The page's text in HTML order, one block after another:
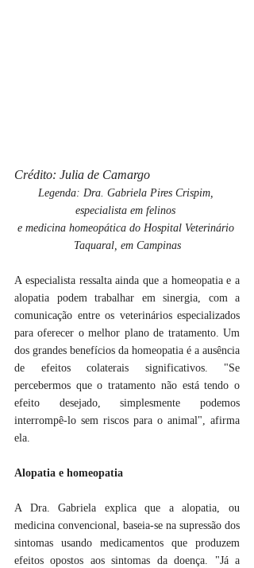
Crédito: Julia de Camargo
Legenda: Dra. Gabriela Pires Crispim,
especialista em felinos
e medicina homeopática do Hospital Veterinário
Taquaral, em Campinas
A especialista ressalta ainda que a homeopatia e a
alopatia podem trabalhar em sinergia, com a
comunicação entre os veterinários especializados
para oferecer o melhor plano de tratamento. Um
dos grandes benefícios da homeopatia é a ausência
de efeitos colaterais significativos. "Se
percebermos que o tratamento não está tendo o
efeito desejado, simplesmente podemos
interrompê-lo sem riscos para o animal", afirma
ela.
Alopatia e homeopatia
A Dra. Gabriela explica que a alopatia, ou
medicina convencional, baseia-se na supressão dos
sintomas usando medicamentos que produzem
efeitos opostos aos sintomas da doença. "Já a